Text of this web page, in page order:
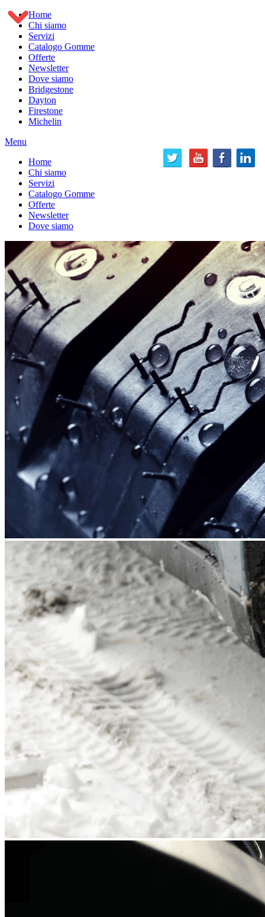
Home
Chi siamo
Servizi
Catalogo Gomme
Offerte
Newsletter
Dove siamo
Bridgestone
Dayton
Firestone
Michelin
Menu
Home
Chi siamo
Servizi
Catalogo Gomme
Offerte
Newsletter
Dove siamo